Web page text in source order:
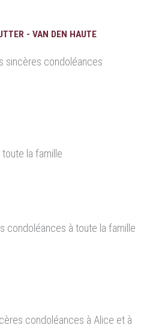
- VAN DEN HAUTE
sincères condoléances
la famille
condoléances à toute la famille
condoléances à Alice et à